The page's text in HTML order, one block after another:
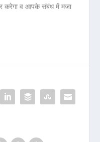
करेगा व आपके संबंध में मजा